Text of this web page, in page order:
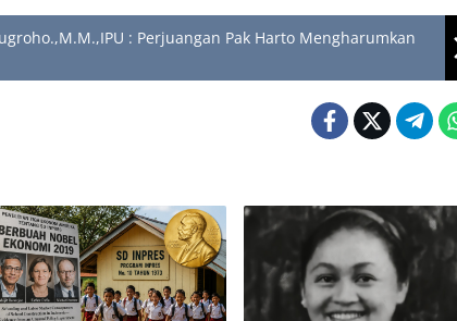
: Perjuangan Pak Harto Mengharumkan